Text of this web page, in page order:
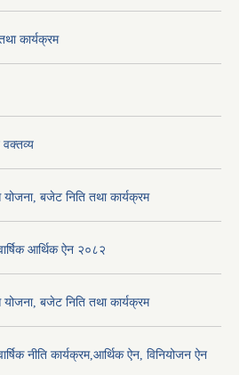
कार्यक्रम
बजेट निति तथा कार्यक्रम
आर्थिक ऐन २०८२
बजेट निति तथा कार्यक्रम
नीति कार्यक्रम,आर्थिक ऐन, विनियोजन ऐन